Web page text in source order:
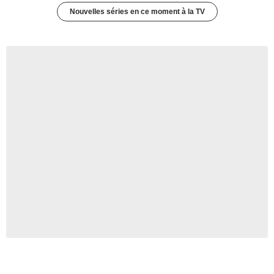
Nouvelles séries en ce moment à la TV